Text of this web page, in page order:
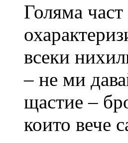
Голяма
всеки
– не ми
щастие –
които вече